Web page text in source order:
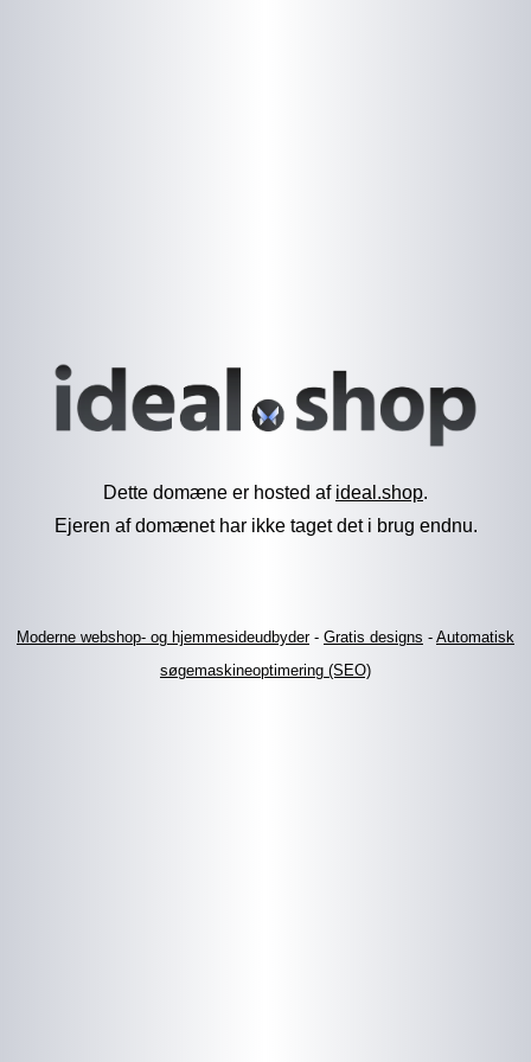
Dette domæne er hosted af ideal.shop.
Ejeren af domænet har ikke taget det i brug endnu.
Moderne webshop- og hjemmesideudbyder- Gratis designs - Automatisk
søgemaskineoptimering (SEO)